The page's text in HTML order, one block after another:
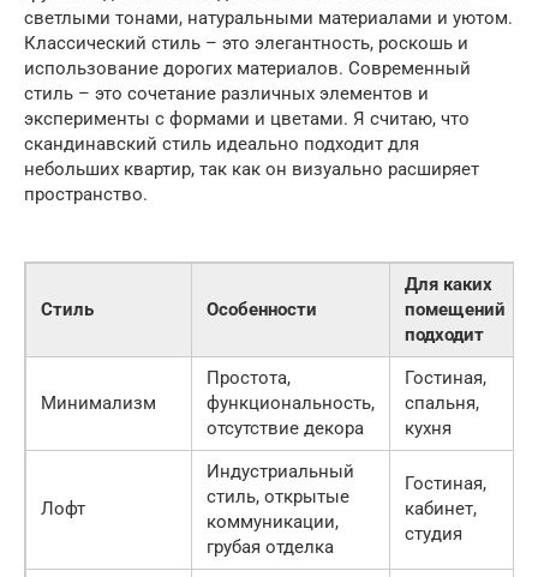
светлыми тонами, натуральными материалами и уютом.
Классический стиль – это элегантность, роскошь и
использование дорогих материалов. Современный
стиль – это сочетание различных элементов и
эксперименты с формами и цветами. Я считаю, что
скандинавский стиль идеально подходит для
небольших квартир, так как он визуально расширяет
пространство.
Стиль Особенности
Для каких
помещений
подходит
Минимализм
Простота,
функциональность,
отсутствие декора
Гостиная,
спальня,
кухня
Лофт
Индустриальный
стиль, открытые
коммуникации,
грубая отделка
Гостиная,
кабинет,
студия